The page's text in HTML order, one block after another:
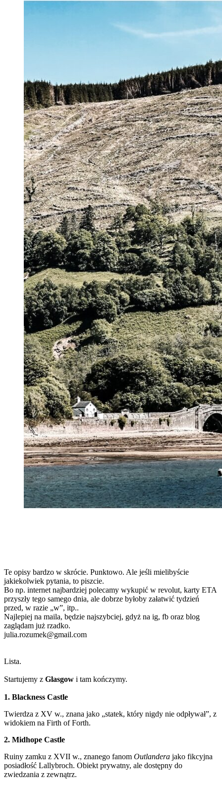
Te opisy bardzo w skrócie. Punktowo. Ale jeśli mielibyście
jakiekolwiek pytania, to piszcie.
Bo np. internet najbardziej polecamy wykupić w revolut, karty ETA
przyszły tego samego dnia, ale dobrze byłoby załatwić tydzień
przed, w razie „w”, itp..
Najlepiej na maila, będzie najszybciej, gdyż na ig, fb oraz blog
zaglądam już rzadko.
julia.rozumek@gmail.com
Lista.
Startujemy z Glasgow i tam kończymy.
1. Blackness Castle
Twierdza z XV w., znana jako „statek, który nigdy nie odpływał”, z
widokiem na Firth of Forth.
2. Midhope Castle
Ruiny zamku z XVII w., znanego fanom Outlandera jako fikcyjna
posiadłość Lallybroch. Obiekt prywatny, ale dostępny do
zwiedzania z zewnątrz.